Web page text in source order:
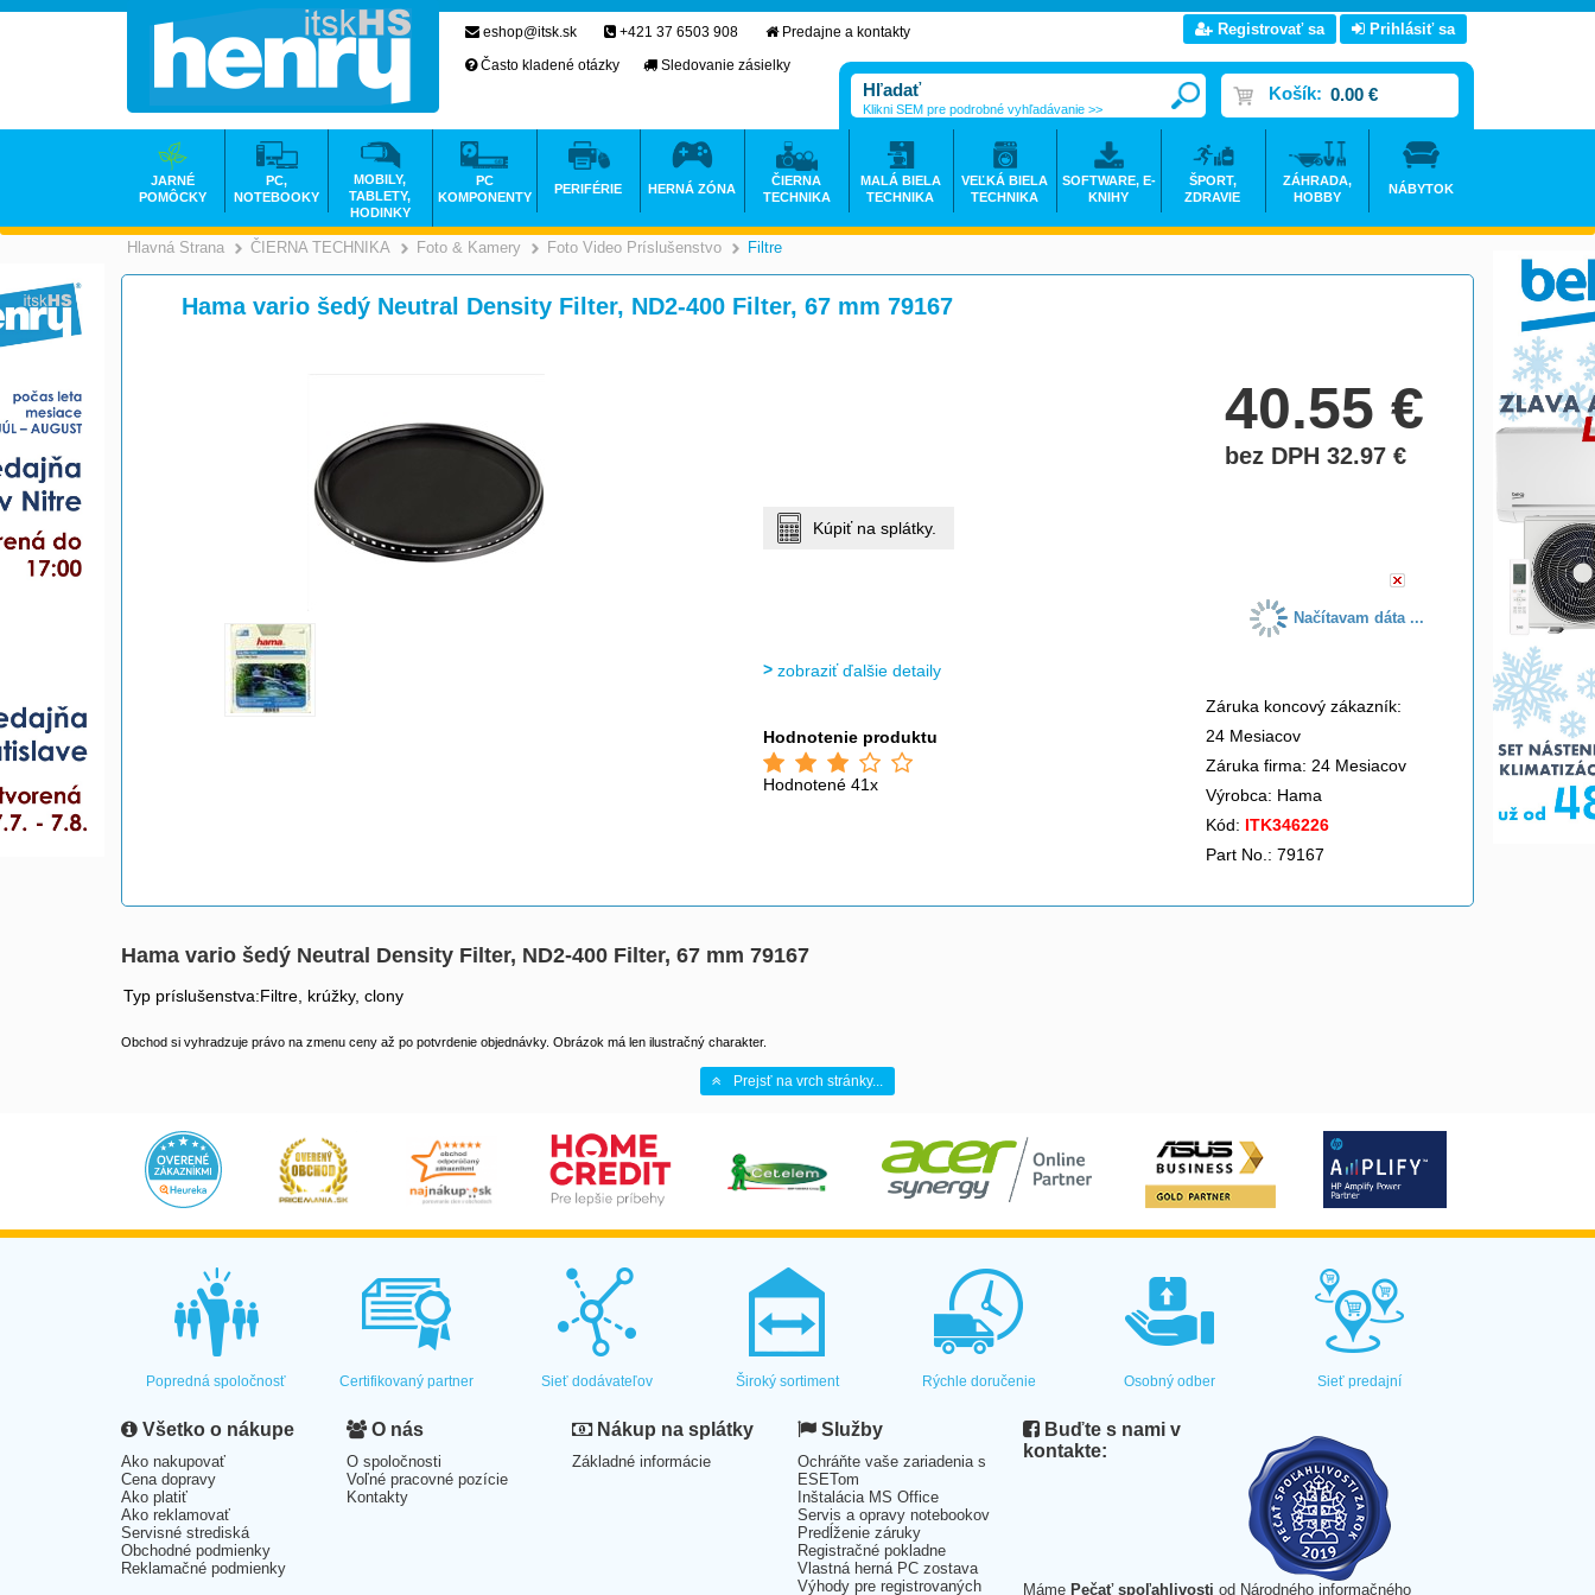
Hlavná Strana >
ČIERNA TECHNIKA >
Foto & Kamery >
Foto Video Príslušenstvo >
Filtre
Hama vario šedý Neutral Density Filter, ND2-400 Filter, 67 mm 79167
40.55€
bez DPH 32.97€
Kúpiť na splátky.
Načítavam dáta ...
zobraziť ďalšie detaily
Hodnotenie produktu
Hodnotené 41x
Záruka koncový zákazník:
24 Mesiacov
Záruka firma: 24 Mesiacov
Výrobca: Hama
Kód: ITK346226
Part No.: 79167
Hama vario šedý Neutral Density Filter, ND2-400 Filter, 67 mm 79167
Typ príslušenstva:Filtre, krúžky, clony
Obchod si vyhradzuje právo na zmenu ceny až po potvrdenie objednávky. Obrázok má len ilustračný charakter.
Prejsť na vrch stránky...
eshop@itsk.sk +421 37 6503 908
Predajne a kontakty
Často kladené otázky
Sledovanie zásielky
Registrovať sa Prihlásiť sa
Košík: 0.00 €
Klikni SEM pre podrobné vyhľadávanie >>
JARNÉ
POMÔCKY
PC,
NOTEBOOKY
MOBILY,
TABLETY,
HODINKY
PC
KOMPONENTY
PERIFÉRIE HERNÁ ZÓNA
ČIERNA
TECHNIKA
MALÁ BIELA
TECHNIKA
VEĽKÁ BIELA
TECHNIKA
SOFTWARE, E-
KNIHY
ŠPORT,
ZDRAVIE
ZÁHRADA,
HOBBY
NÁBYTOK
Popredná spoločnosť Certifikovaný partner Sieť dodávateľov Široký sortiment Rýchle doručenie Osobný odber Sieť predajní
Všetko o nákupe
Ako nakupovať
Cena dopravy
Ako platiť
Ako reklamovať
Servisné strediská
Obchodné podmienky
Reklamačné podmienky
O nás
O spoločnosti
Voľné pracovné pozície
Kontakty
Nákup na splátky
Základné informácie
Služby
Ochráňte vaše zariadenia s
ESETom
Inštalácia MS Office
Servis a opravy notebookov
Predĺženie záruky
Registračné pokladne
Vlastná herná PC zostava
Výhody pre registrovaných
Buďte s nami v
kontakte:
Máme Pečať spoľahlivosti od Národného informačného